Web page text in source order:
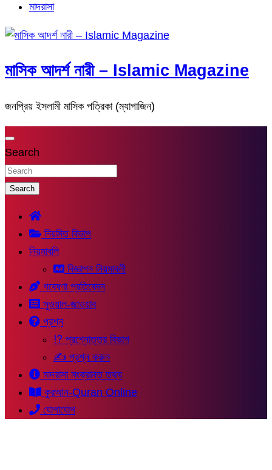
মাদরাসা
মাসিক আদর্শ নারী – Islamic Magazine
জনপ্রিয় ইসলামী মাসিক পত্রিকা (ম্যাগাজিন)
Search
Search
নিয়মিত বিভাগ
নিয়মাবলি
বিজ্ঞাপন নিয়মাবলী
গবেষণা প্রতিবেদন
সুওয়াল-জাওয়াব
প্রশ্ন
⁉ প্রশ্নোত্তর বিভাগ
✍ প্রশ্ন করুন
মাদরাসা সংক্রান্ত তথ্য
কুরআন-Quran Online
যোগাযোগ